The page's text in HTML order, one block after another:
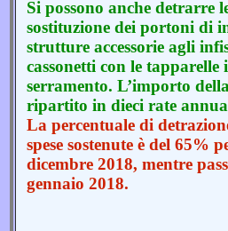
Si possono anche detrarre
sostituzione dei portoni di
strutture accessorie agli
cassonetti con le
serramento. L’importo
ripartito in dieci rate
La percentuale di
spese sostenute è del 65%
dicembre 2018, mentre
gennaio 2018.